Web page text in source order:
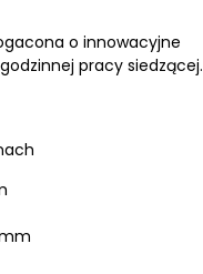
o innowacyjne
pracy siedzącej.